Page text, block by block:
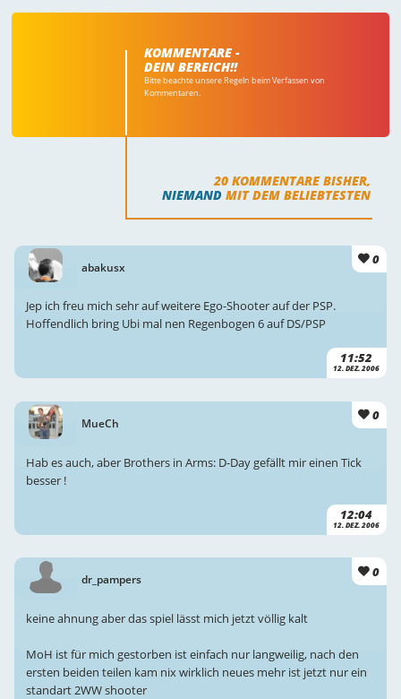
KOMMENTARE -
DEIN BEREICH!!
Bitte beachte unsere Regeln beim Verfassen von
Kommentaren.
20 KOMMENTARE BISHER,
NIEMAND MIT DEM BELIEBTESTEN
abakusx
0
11:52
12. DEZ. 2006
Jep ich freu mich sehr auf weitere Ego-Shooter auf der PSP.
Hoffendlich bring Ubi mal nen Regenbogen 6 auf DS/PSP
MueCh
0
12:04
12. DEZ. 2006
Hab es auch, aber Brothers in Arms: D-Day gefällt mir einen Tick
besser !
dr_pampers 0
keine ahnung aber das spiel lässt mich jetzt völlig kalt
MoH ist für mich gestorben ist einfach nur langweilig, nach den
ersten beiden teilen kam nix wirklich neues mehr ist jetzt nur ein
standart 2WW shooter